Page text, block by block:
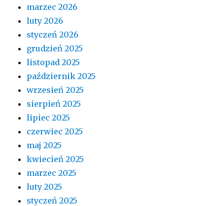
marzec 2026
luty 2026
styczeń 2026
grudzień 2025
listopad 2025
październik 2025
wrzesień 2025
sierpień 2025
lipiec 2025
czerwiec 2025
maj 2025
kwiecień 2025
marzec 2025
luty 2025
styczeń 2025